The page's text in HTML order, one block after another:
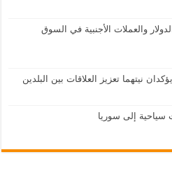
والعملات الأجنبية في السوق
نيتهما تعزيز العلاقات بين البلدين
إلى سوريا